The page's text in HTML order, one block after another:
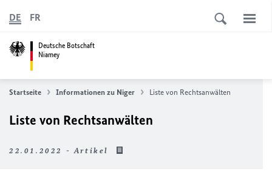
Deutsche Botschaft
Niamey
DE FR
Startseite Informationen zu Niger Liste von Rechtsanwälten
Liste von Rechtsanwälten
22.01.2022 - Artikel